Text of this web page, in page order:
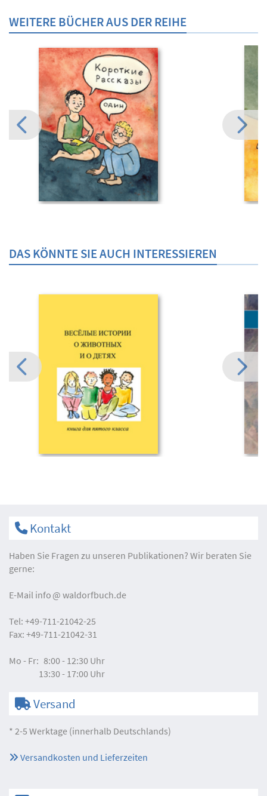
WEITERE BÜCHER AUS DER REIHE
DAS KÖNNTE SIE AUCH INTERESSIEREN
Kontakt
Haben Sie Fragen zu unseren Publikationen? Wir beraten Sie
gerne:
E-Mail info waldorfbuch.de
Tel: +49-711-21042-25
Fax: +49-711-21042-31
Mo - Fr: 8:00 - 12:30 Uhr
13:30 - 17:00 Uhr
Versand
* 2-5 Werktage (innerhalb Deutschlands)
Versandkosten und Lieferzeiten